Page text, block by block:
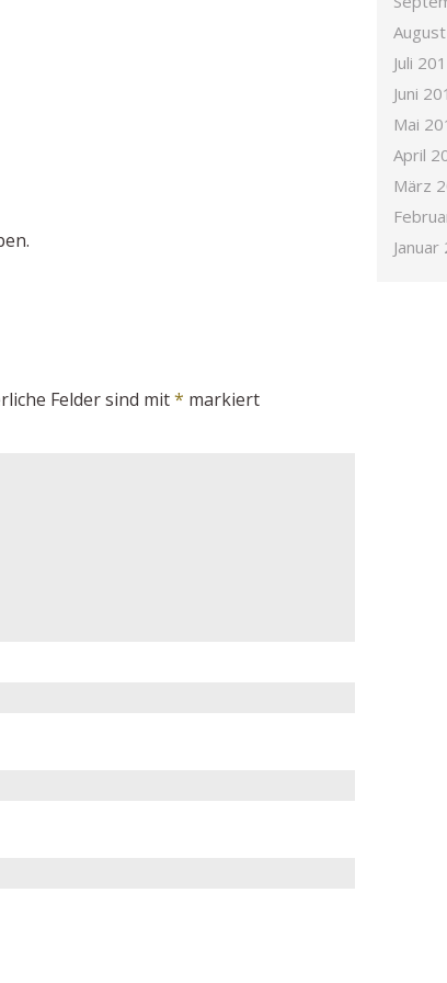
Felder sind mit* markiert
Juli
Juni
Mai
April
März
Januar